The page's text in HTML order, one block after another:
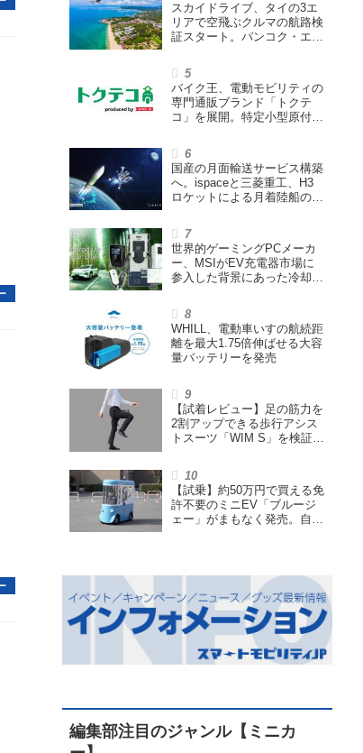
スカイドライブ、タイの3エ
リアで空飛ぶクルマの航路検
証スタート。バンコク・エア
指す
バイク王、電動モビリティの
専門通販ブランド「トクテ
コ」を展開。特定小型原付や
国産の月面輸送サービス構築
へ。ispaceと三菱重工、H3
ロケットによる月着陸船の打
結
世界的ゲーミングPCメーカ
ー、MSIがEV充電器市場に
参入した背景にあった冷却技
回】
WHILL、電動車いすの航続距
離を最大1.75倍伸ばせる大容
量バッテリーを発売
【試着レビュー】足の筋力を
2割アップできる歩行アシス
トスーツ「WIM S」を検証。
【試乗】約50万円で買える免
許不要のミニEV「ブルージ
ェー」がまもなく発売。自転
編集部注目のジャンル【ミニカ